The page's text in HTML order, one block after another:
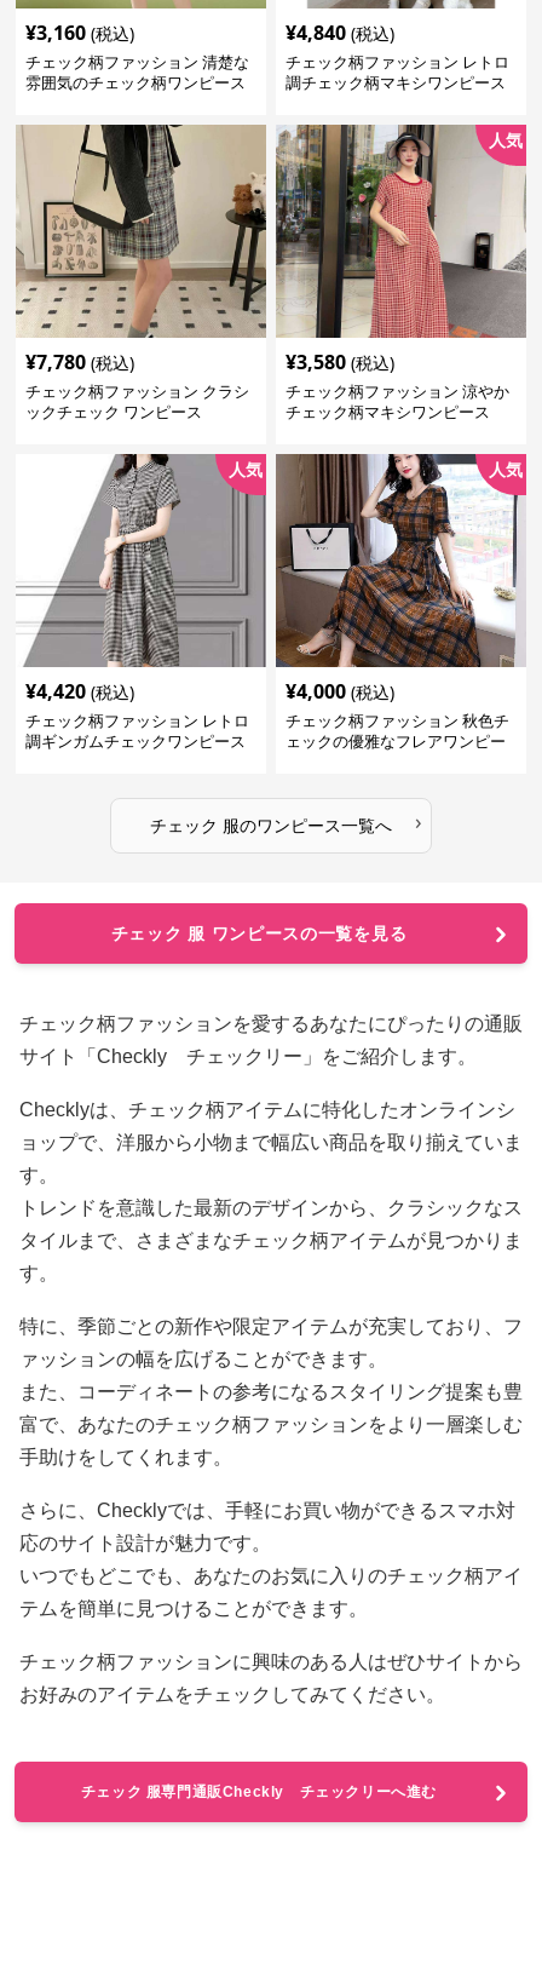
¥3,160 (税込)
チェック柄ファッション 清楚な
雰囲気のチェック柄ワンピース
¥4,840 (税込)
チェック柄ファッション レトロ
調チェック柄マキシワンピース
¥7,780 (税込)
チェック柄ファッション クラシ
ックチェック ワンピース
人気
¥3,580 (税込)
チェック柄ファッション 涼やか
チェック柄マキシワンピース
人気
¥4,420 (税込)
チェック柄ファッション レトロ
調ギンガムチェックワンピース
人気
¥4,000 (税込)
チェック柄ファッション 秋色チ
ェックの優雅なフレアワンピー
チェック 服のワンピース一覧へ ›
チェック 服 ワンピースの一覧を見る
チェック柄ファッションを愛するあなたにぴったりの通販
サイト「Checkly チェックリー」をご紹介します。
Checklyは、チェック柄アイテムに特化したオンラインシ
ョップで、洋服から小物まで幅広い商品を取り揃えていま
す。
トレンドを意識した最新のデザインから、クラシックなス
タイルまで、さまざまなチェック柄アイテムが見つかりま
す。
特に、季節ごとの新作や限定アイテムが充実しており、フ
ァッションの幅を広げることができます。
また、コーディネートの参考になるスタイリング提案も豊
富で、あなたのチェック柄ファッションをより一層楽しむ
手助けをしてくれます。
さらに、Checklyでは、手軽にお買い物ができるスマホ対
応のサイト設計が魅力です。
いつでもどこでも、あなたのお気に入りのチェック柄アイ
テムを簡単に見つけることができます。
チェック柄ファッションに興味のある人はぜひサイトから
お好みのアイテムをチェックしてみてください。
チェック 服専門通販Checkly チェックリーへ進む